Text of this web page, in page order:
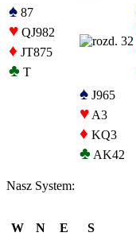
♠ 87
♥ QJ982
♦ JT875
♣ T
♠ J965
♥ A3
♦ KQ3
♣ AK42
Nasz System:
W N E S